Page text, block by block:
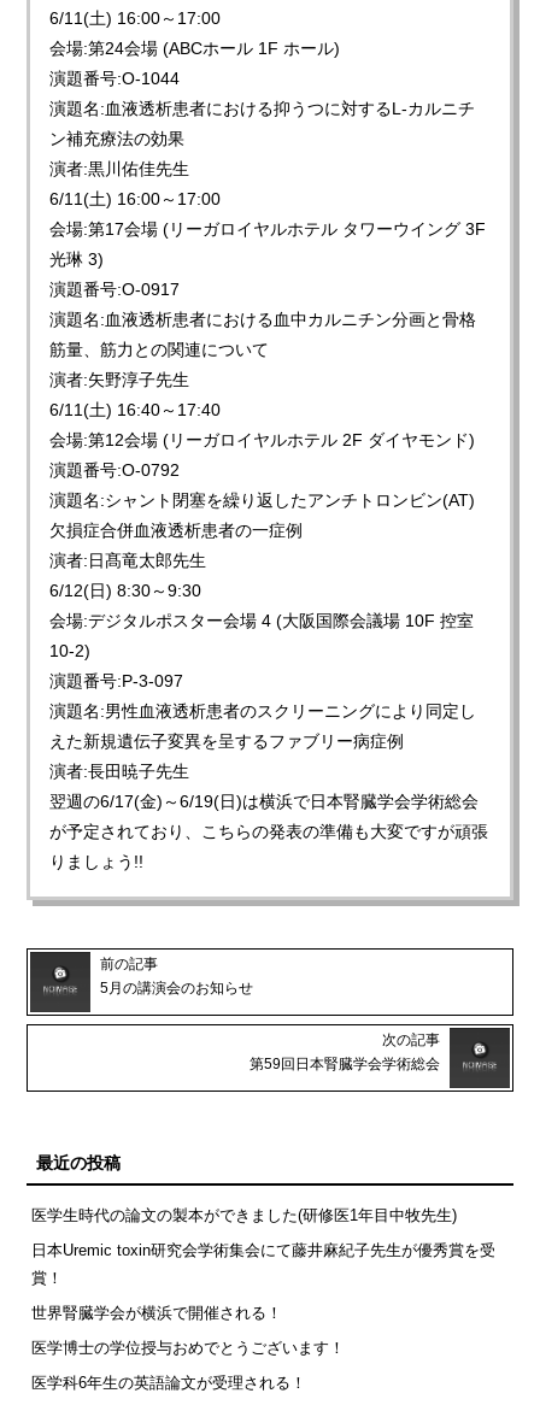
6/11(土) 16:00～17:00
会場:第24会場 (ABCホール 1F ホール)
演題番号:O-1044
演題名:血液透析患者における抑うつに対するL-カルニチ
ン補充療法の効果
演者:黒川佑佳先生
6/11(土) 16:00～17:00
会場:第17会場 (リーガロイヤルホテル タワーウイング 3F
光琳 3)
演題番号:O-0917
演題名:血液透析患者における血中カルニチン分画と骨格
筋量、筋力との関連について
演者:矢野淳子先生
6/11(土) 16:40～17:40
会場:第12会場 (リーガロイヤルホテル 2F ダイヤモンド)
演題番号:O-0792
演題名:シャント閉塞を繰り返したアンチトロンビン(AT)
欠損症合併血液透析患者の一症例
演者:日髙竜太郎先生
6/12(日) 8:30～9:30
会場:デジタルポスター会場 4 (大阪国際会議場 10F 控室
10-2)
演題番号:P-3-097
演題名:男性血液透析患者のスクリーニングにより同定し
えた新規遺伝子変異を呈するファブリー病症例
演者:長田暁子先生
翌週の6/17(金)～6/19(日)は横浜で日本腎臓学会学術総会
が予定されており、こちらの発表の準備も大変ですが頑張
りましょう!!
前の記事
5月の講演会のお知らせ
次の記事
第59回日本腎臓学会学術総会
最近の投稿
医学生時代の論文の製本ができました(研修医1年目中牧先生)
日本Uremic toxin研究会学術集会にて藤井麻紀子先生が優秀賞を受
賞！
世界腎臓学会が横浜で開催される！
医学博士の学位授与おめでとうございます！
医学科6年生の英語論文が受理される！